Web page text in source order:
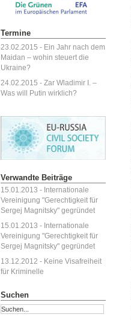
Termine
23.02.2015 - Ein Jahr nach dem
Maidan – wohin steuert die
Ukraine?
24.02.2015 - Zar Wladimir I. –
Was will Putin wirklich?
Verwandte Beiträge
15.01.2013 - Internationale
Vereinigung "Gerechtigkeit für
Sergej Magnitsky" gegründet
15.01.2013 - Internationale
Vereinigung "Gerechtigkeit für
Sergej Magnitsky" gegründet
13.12.2012 - Keine Visafreiheit
für Kriminelle
Suchen